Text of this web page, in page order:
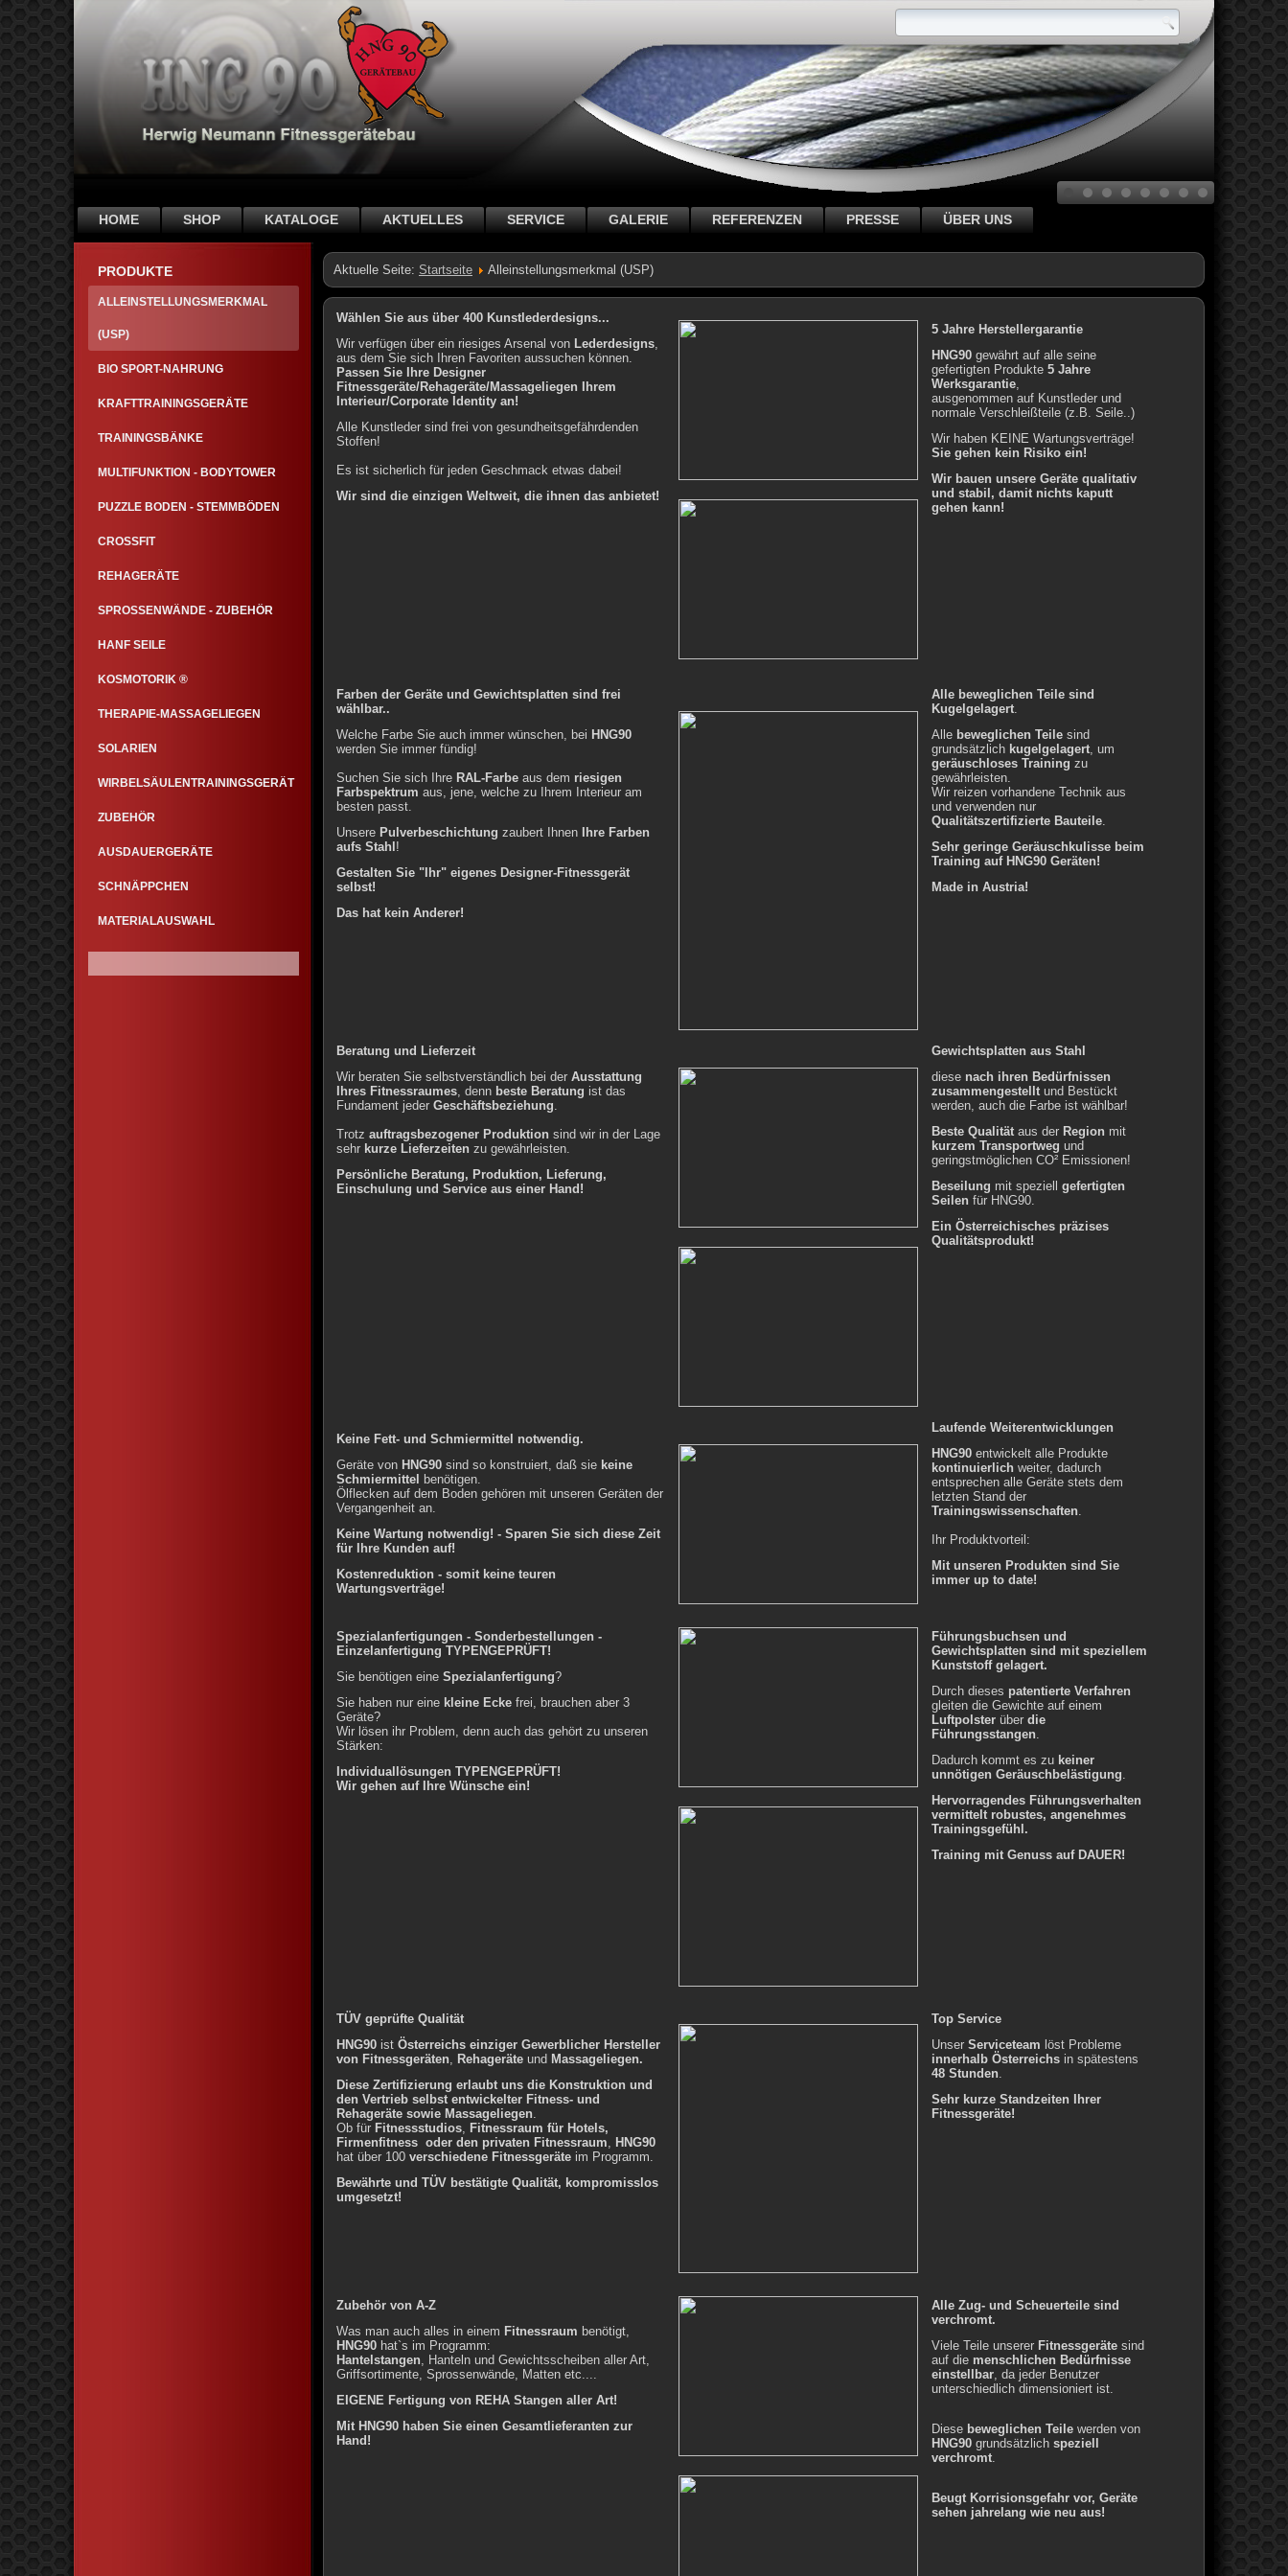
HOME SHOP KATALOGE AKTUELLES SERVICE GALERIE REFERENZEN PRESSE ÜBER UNS
PRODUKTE
ALLEINSTELLUNGSMERKMAL
(USP)
BIO SPORT-NAHRUNG
KRAFTTRAININGSGERÄTE
TRAININGSBÄNKE
MULTIFUNKTION - BODYTOWER
PUZZLE BODEN - STEMMBÖDEN
CROSSFIT
REHAGERÄTE
SPROSSENWÄNDE - ZUBEHÖR
HANF SEILE
KOSMOTORIK ®
THERAPIE-MASSAGELIEGEN
SOLARIEN
WIRBELSÄULENTRAININGSGERÄT
ZUBEHÖR
AUSDAUERGERÄTE
SCHNÄPPCHEN
MATERIALAUSWAHL
Aktuelle Seite: Startseite Alleinstellungsmerkmal (USP)
Wählen Sie aus über 400 Kunstlederdesigns...
Wir verfügen über ein riesiges Arsenal von Lederdesigns,
aus dem Sie sich Ihren Favoriten aussuchen können.
Passen Sie Ihre Designer
Fitnessgeräte/Rehageräte/Massageliegen Ihrem
Interieur/Corporate Identity an!
Alle Kunstleder sind frei von gesundheitsgefährdenden
Stoffen!
Es ist sicherlich für jeden Geschmack etwas dabei!
Wir sind die einzigen Weltweit, die ihnen das anbietet!
5 Jahre Herstellergarantie
HNG90 gewährt auf alle seine
gefertigten Produkte 5 Jahre
Werksgarantie,
ausgenommen auf Kunstleder und
normale Verschleißteile (z.B. Seile..)
Wir haben KEINE Wartungsverträge!
Sie gehen kein Risiko ein!
Wir bauen unsere Geräte qualitativ
und stabil, damit nichts kaputt
gehen kann!
Farben der Geräte und Gewichtsplatten sind frei
wählbar..
Welche Farbe Sie auch immer wünschen, bei HNG90
werden Sie immer fündig!
Suchen Sie sich Ihre RAL-Farbe aus dem riesigen
Farbspektrum aus, jene, welche zu Ihrem Interieur am
besten passt.
Unsere Pulverbeschichtung zaubert Ihnen
Ihre Farben
aufs Stahl !
Gestalten Sie "Ihr" eigenes Designer-Fitnessgerät
selbst!
Das hat kein Anderer!
Alle beweglichen Teile sind
Kugelgelagert.
Alle beweglichen Teile sind
grundsätzlich kugelgelagert, um
geräuschloses Training zu
gewährleisten.
Wir reizen vorhandene Technik aus
und verwenden nur
Qualitätszertifizierte Bauteile.
Sehr geringe Geräuschkulisse beim
Training auf HNG90 Geräten!
Made in Austria!
Beratung und Lieferzeit
Wir beraten Sie selbstverständlich bei der Ausstattung
Ihres Fitnessraumes, denn beste Beratung ist das
Fundament jeder Geschäftsbeziehung.
Trotz auftragsbezogener Produktion sind wir in der Lage
sehr kurze Lieferzeiten zu gewährleisten.
Persönliche Beratung, Produktion, Lieferung,
Einschulung und Service aus einer Hand!
Gewichtsplatten aus Stahl
diese nach ihren Bedürfnissen
zusammengestellt und Bestückt
werden, auch die Farbe ist wählbar!
Beste Qualität aus der Region mit
kurzem Transportweg und
geringstmöglichen CO² Emissionen!
Beseilung mit speziell gefertigten
Seilen für HNG90.
Ein Österreichisches präzises
Qualitätsprodukt!
Keine Fett- und Schmiermittel notwendig.
Geräte von HNG90 sind so konstruiert, daß sie keine
Schmiermittel
benötigen.
Ölflecken auf dem Boden gehören mit unseren Geräten der
Vergangenheit an.
Keine Wartung notwendig! - Sparen Sie sich diese Zeit
für Ihre Kunden auf!
Kostenreduktion - somit keine teuren
Wartungsverträge!
Laufende Weiterentwicklungen
HNG90 entwickelt alle Produkte
kontinuierlich weiter, dadurch
entsprechen alle Geräte stets dem
letzten Stand der
Trainingswissenschaften.
Ihr Produktvorteil:
Mit unseren Produkten sind Sie
immer up to date!
Spezialanfertigungen - Sonderbestellungen -
Einzelanfertigung TYPENGEPRÜFT!
Sie benötigen eine Spezialanfertigung?
Sie haben nur eine kleine Ecke frei, brauchen aber 3
Geräte?
Wir lösen ihr Problem, denn auch das gehört zu unseren
Stärken:
Individuallösungen TYPENGEPRÜFT!
Wir gehen auf Ihre Wünsche ein!
Führungsbuchsen und
Gewichtsplatten sind mit speziellem
Kunststoff gelagert.
Durch dieses patentierte Verfahren
gleiten die Gewichte auf einem
Luftpolster über die
Führungsstangen.
Dadurch kommt es zu keiner
unnötigen Geräuschbelästigung.
Hervorragendes Führungsverhalten
vermittelt robustes, angenehmes
Trainingsgefühl.
Training mit Genuss auf DAUER!
TÜV geprüfte Qualität
HNG90 ist Österreichs einziger Gewerblicher Hersteller
von Fitnessgeräten, Rehageräte und Massageliegen.
Diese Zertifizierung erlaubt uns die Konstruktion und
den Vertrieb selbst entwickelter Fitness- und
Rehageräte sowie Massageliegen.
Ob für Fitnessstudios, Fitnessraum für Hotels,
Firmenfitness oder den privaten Fitnessraum, HNG90
hat über 100 verschiedene Fitnessgeräte im Programm.
Bewährte und TÜV bestätigte Qualität, kompromisslos
umgesetzt!
Top Service
Unser Serviceteam löst Probleme
innerhalb Österreichs in spätestens
48 Stunden.
Sehr kurze Standzeiten Ihrer
Fitnessgeräte!
Zubehör von A-Z
Was man auch alles in einem Fitnessraum benötigt,
HNG90 hat`s im Programm:
Hantelstangen, Hanteln und Gewichtsscheiben aller Art,
Griffsortimente, Sprossenwände, Matten etc....
EIGENE Fertigung von REHA Stangen aller Art!
Mit HNG90 haben Sie einen Gesamtlieferanten zur
Hand!
Alle Zug- und Scheuerteile sind
verchromt.
Viele Teile unserer Fitnessgeräte sind
auf die menschlichen Bedürfnisse
einstellbar, da jeder Benutzer
unterschiedlich dimensioniert ist.
Diese beweglichen Teile werden von
HNG90 grundsätzlich speziell
verchromt.
Beugt Korrisionsgefahr vor, Geräte
sehen jahrelang wie neu aus!